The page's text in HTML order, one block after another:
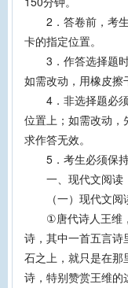
2．答卷前，考生
卡的指定位置。
3．作答选择题时
如需改动，用橡皮
4．非选择题必须
位置上；如需改动
求作答无效。
5．考生必须保持
一、现代文阅读
（一）现代文阅读
①唐代诗人王维，
诗，其中一首五言诗
石之上，就只是在那
诗，特别赞赏王维的